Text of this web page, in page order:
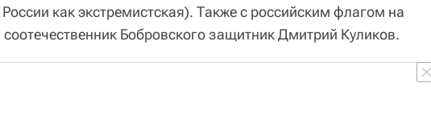
как экстремистская). Также с российским флагом на
Бобровского защитник Дмитрий Куликов.